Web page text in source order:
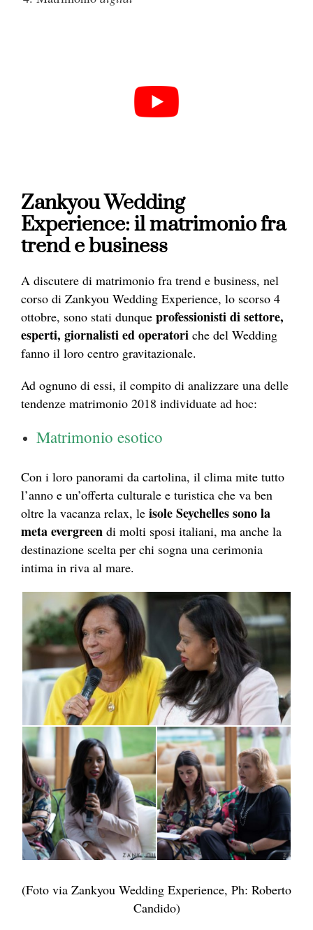
Zankyou Wedding
Experience: il matrimonio fra
trend e business
A discutere di matrimonio fra trend e business, nel
corso di Zankyou Wedding Experience, lo scorso 4
ottobre, sono stati dunque professionisti di settore,
esperti, giornalisti ed operatori che del Wedding
fanno il loro centro gravitazionale.
Ad ognuno di essi, il compito di analizzare una delle
tendenze matrimonio 2018 individuate ad hoc:
Matrimonio esotico
Con i loro panorami da cartolina, il clima mite tutto
l’anno e un’offerta culturale e turistica che va ben
oltre la vacanza relax, le isole Seychelles sono la
meta evergreen di molti sposi italiani, ma anche la
destinazione scelta per chi sogna una cerimonia
intima in riva al mare.
(Foto via Zankyou Wedding Experience, Ph: Roberto
Candido)